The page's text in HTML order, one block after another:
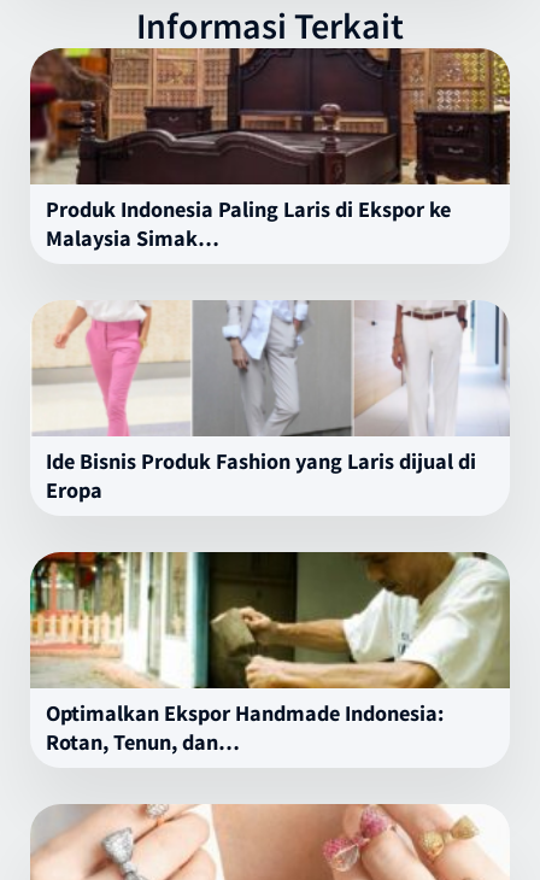
Informasi Terkait
Produk Indonesia Paling Laris di Ekspor ke
Malaysia Simak…
Ide Bisnis Produk Fashion yang Laris dijual di
Eropa
Optimalkan Ekspor Handmade Indonesia:
Rotan, Tenun, dan…